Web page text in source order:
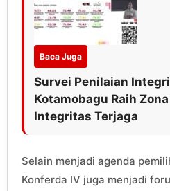
Baca Juga
Survei Penilaian
Kotamobagu Raih
Integritas Terjaga
Selain menjadi agenda
Konferda IV juga menjadi